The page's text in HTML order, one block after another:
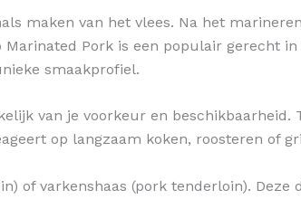
maken van het vlees. Na het
Pork is een populair gerecht
smaakprofiel.
van je voorkeur en beschikbaarheid.
op langzaam koken, roosteren of
of varkenshaas (pork tenderloin). Deze